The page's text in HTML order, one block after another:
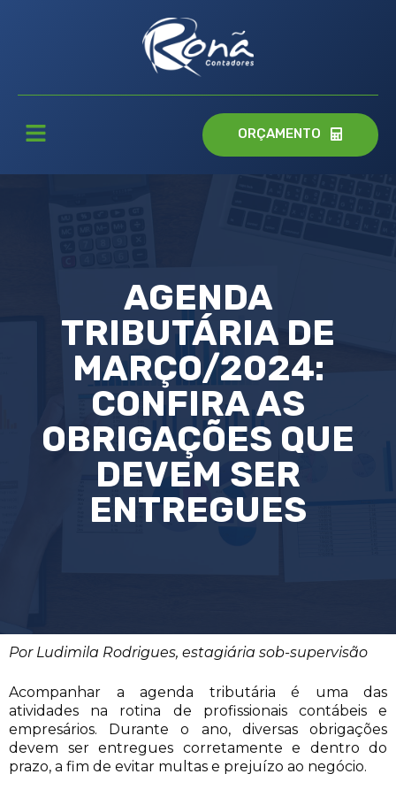
ORÇAMENTO
AGENDA
TRIBUTÁRIA DE
MARÇO/2024:
CONFIRA AS
OBRIGAÇÕES QUE
DEVEM SER
ENTREGUES
Por Ludimila Rodrigues, estagiária sob-supervisão
Acompanhar a agenda tributária é uma das
atividades na rotina de profissionais contábeis e
empresários. Durante o ano, diversas obrigações
devem ser entregues corretamente e dentro do
prazo, a fim de evitar multas e prejuízo ao negócio.